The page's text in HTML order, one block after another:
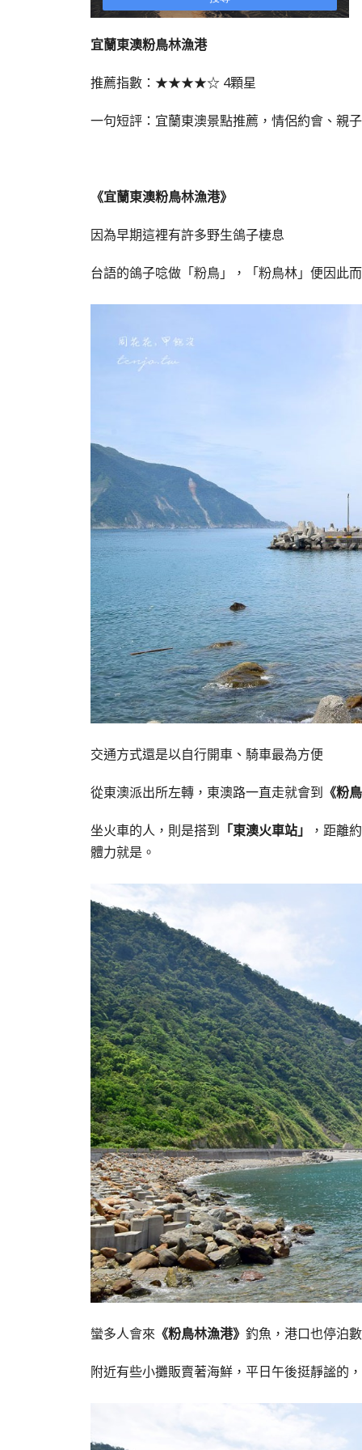
宜蘭東澳粉鳥林漁港
推薦指數：★★★★☆ 4顆星
一句短評：宜蘭東澳景點推薦，情侶約會、親
《宜蘭東澳粉鳥林漁港》
因為早期這裡有許多野生鴿子棲息
台語的鴿子唸做「粉鳥」，「粉鳥林」便因此
交通方式還是以自行開車、騎車最為方便
從東澳派出所左轉，東澳路一直走就會到 《粉
坐火車的人，則是搭到 「東澳火車站」
，距離
體力就是。
蠻多人會來 《粉鳥林漁港》 釣魚，港口也停泊
附近有些小攤販賣著海鮮，平日午後挺靜謐的